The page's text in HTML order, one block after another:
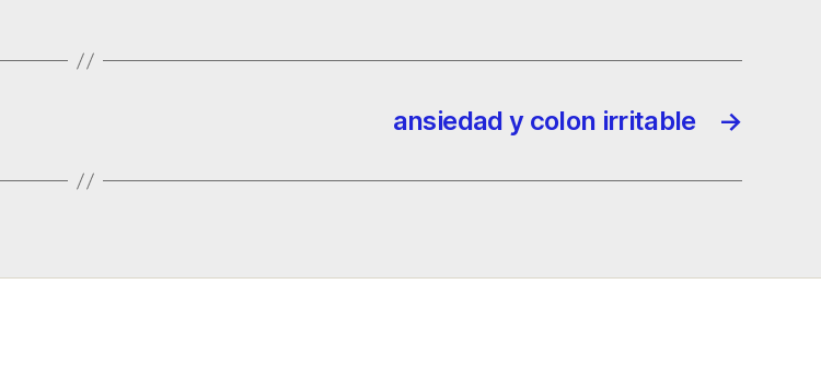
→
ansiedad y colon irritable